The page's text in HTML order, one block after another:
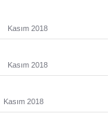
Kasım 2018
Kasım 2018
Kasım 2018